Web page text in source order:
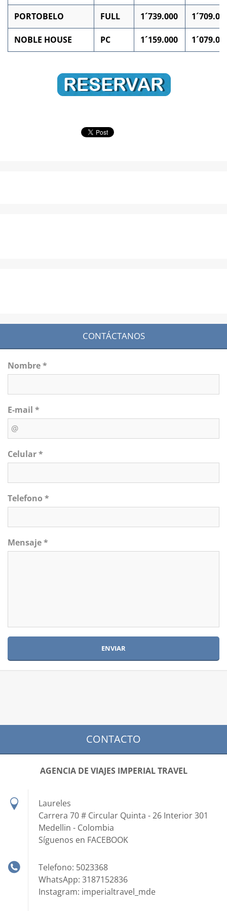
PORTOBELO FULL 1´739.000
NOBLE HOUSE PC 1´159.000
CONTÁCTANOS
Nombre *
E-mail *
Celular *
Telefono *
Mensaje *
CONTACTO
AGENCIA DE VIAJES IMPERIAL TRAVEL
Laureles
Carrera 70 # Circular Quinta - 26 Interior 301
Medellin - Colombia
Síguenos en FACEBOOK
Telefono: 5023368
WhatsApp: 3187152836
Instagram: imperialtravel_mde